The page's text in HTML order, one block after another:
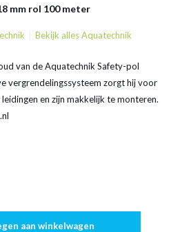
mm rol 100 meter
Bekijk alles Aquatechnik
van de Aquatechnik Safety-pol
vergrendelingssysteem zorgt hij voor
en zijn makkelijk te monteren.
aan winkelwagen